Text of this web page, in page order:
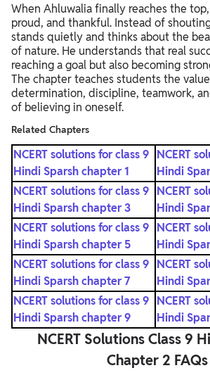
When Ahluwalia finally reaches the
proud, and thankful. Instead of
stands quietly and thinks about the
of nature. He understands that real
reaching a goal but also becoming
The chapter teaches students the
determination, discipline, teamwork,
of believing in oneself.
Related Chapters
NCERT solutions for class 9
Hindi Sparsh chapter 1
NCERT
Hindi
NCERT solutions for class 9
Hindi Sparsh chapter 3
NCERT
Hindi
NCERT solutions for class 9
Hindi Sparsh chapter 5
NCERT
Hindi
NCERT solutions for class 9
Hindi Sparsh chapter 7
NCERT
Hindi
NCERT solutions for class 9
Hindi Sparsh chapter 9
NCERT
Hindi
NCERT Solutions Class 9
Chapter 2 FAQs